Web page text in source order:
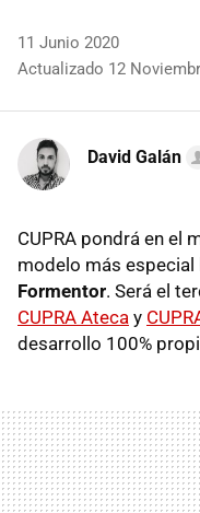
11 Junio 2020
Actualizado 12
David Galán
CUPRA pondrá en el
modelo más especial
Formentor. Será el
CUPRA Ateca y
desarrollo 100%